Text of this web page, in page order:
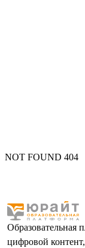
NOT FOUND 404
Образовательная
цифровой